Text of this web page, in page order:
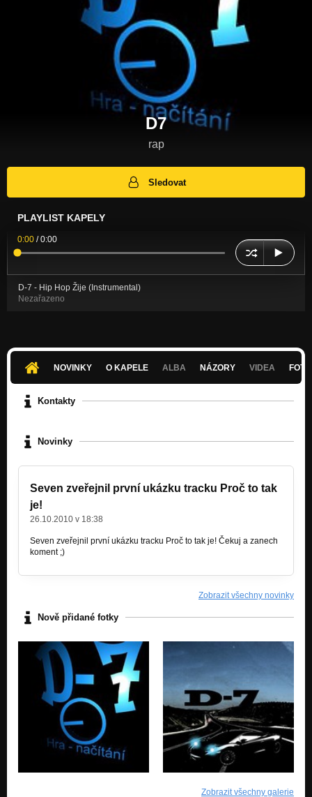
D7
rap
Sledovat
PLAYLIST KAPELY
0:00 /0:00
D-7 - Hip Hop Žije (Instrumental)
Nezařazeno
NOVINKY O KAPELE ALBA NÁZORY VIDEA
Kontakty
Novinky
Seven zveřejnil první ukázku tracku Proč to tak
je!
26.10.2010 v 18:38
Seven zveřejnil první ukázku tracku Proč to tak je! Čekuj a zanech
koment ;)
Zobrazit všechny novinky
Nově přidané fotky
Zobrazit všechny galerie